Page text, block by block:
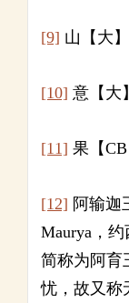
[9] 山【大
[10] 意【大
[11] 果【
[12] 阿输迦
Maurya，
简称为阿育
忧，故又称